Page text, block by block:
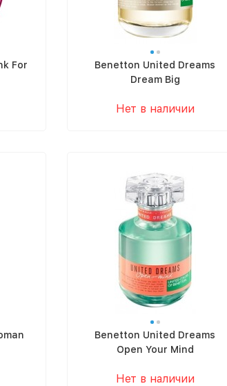
For
Benetton United Dreams
Dream Big
Нет в наличии
Benetton United Dreams
Open Your Mind
Нет в наличии